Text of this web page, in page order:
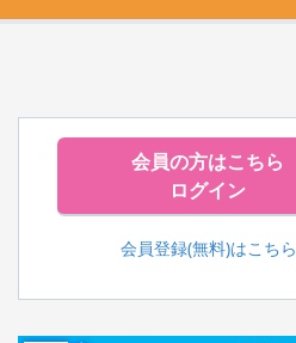
会員の方はこちら
ログイン
会員登録(無料)はこちら